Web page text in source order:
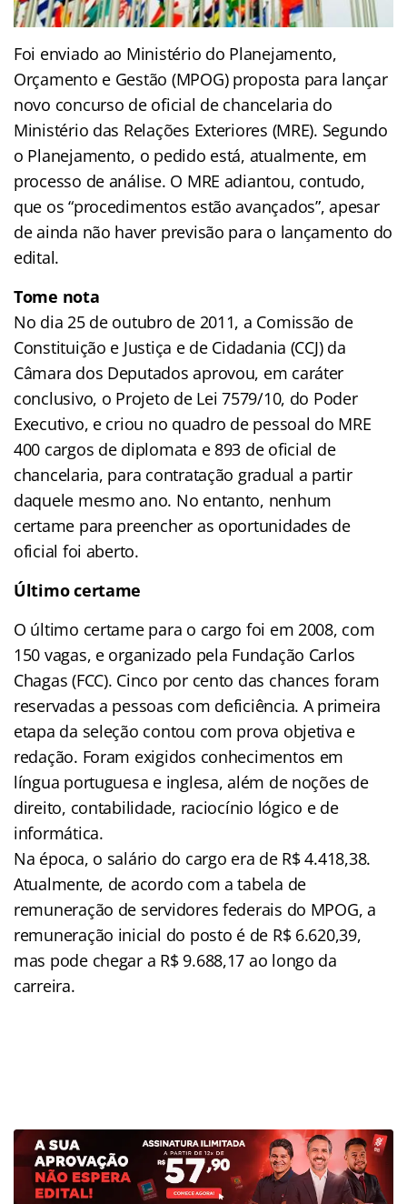
Foi enviado ao Ministério do Planejamento,
Orçamento e Gestão (MPOG) proposta para lançar
novo concurso de oficial de chancelaria do
Ministério das Relações Exteriores (MRE). Segundo
o Planejamento, o pedido está, atualmente, em
processo de análise. O MRE adiantou, contudo,
que os “procedimentos estão avançados”, apesar
de ainda não haver previsão para o lançamento do
edital.
Tome nota
No dia 25 de outubro de 2011, a Comissão de
Constituição e Justiça e de Cidadania (CCJ) da
Câmara dos Deputados aprovou, em caráter
conclusivo, o Projeto de Lei 7579/10, do Poder
Executivo, e criou no quadro de pessoal do MRE
400 cargos de diplomata e 893 de oficial de
chancelaria, para contratação gradual a partir
daquele mesmo ano. No entanto, nenhum
certame para preencher as oportunidades de
oficial foi aberto.
Último certame
O último certame para o cargo foi em 2008, com
150 vagas, e organizado pela Fundação Carlos
Chagas (FCC). Cinco por cento das chances foram
reservadas a pessoas com deficiência. A primeira
etapa da seleção contou com prova objetiva e
redação. Foram exigidos conhecimentos em
língua portuguesa e inglesa, além de noções de
direito, contabilidade, raciocínio lógico e de
informática.
Na época, o salário do cargo era de R$ 4.418,38.
Atualmente, de acordo com a tabela de
remuneração de servidores federais do MPOG, a
remuneração inicial do posto é de R$ 6.620,39,
mas pode chegar a R$ 9.688,17 ao longo da
carreira.